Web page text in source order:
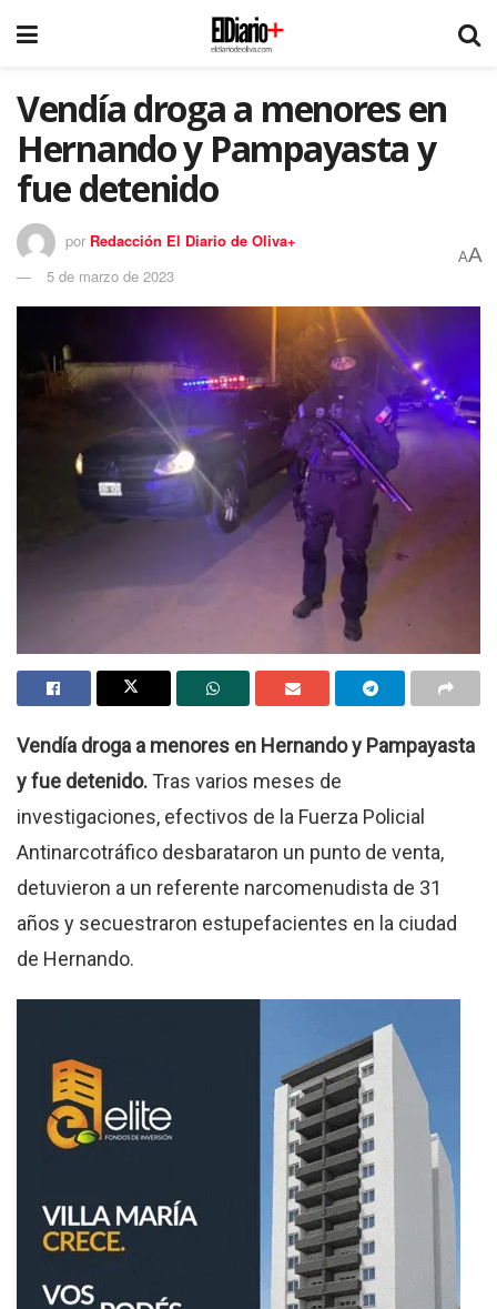
Vendía droga a menores en
Hernando y Pampayasta y
fue detenido
por Redacción El Diario de Oliva+
5 de marzo de 2023
AA
Vendía droga a menores en Hernando y Pampayasta
y fue detenido. Tras varios meses de
investigaciones, efectivos de la Fuerza Policial
Antinarcotráfico desbarataron un punto de venta,
detuvieron a un referente narcomenudista de 31
años y secuestraron estupefacientes en la ciudad
de Hernando.